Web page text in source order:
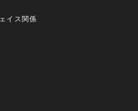
イス関係